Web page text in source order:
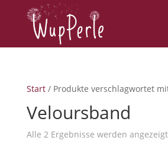
Start/ Produkte verschlagwortet
Veloursband
Alle 2 Ergebnisse werden angezeigt